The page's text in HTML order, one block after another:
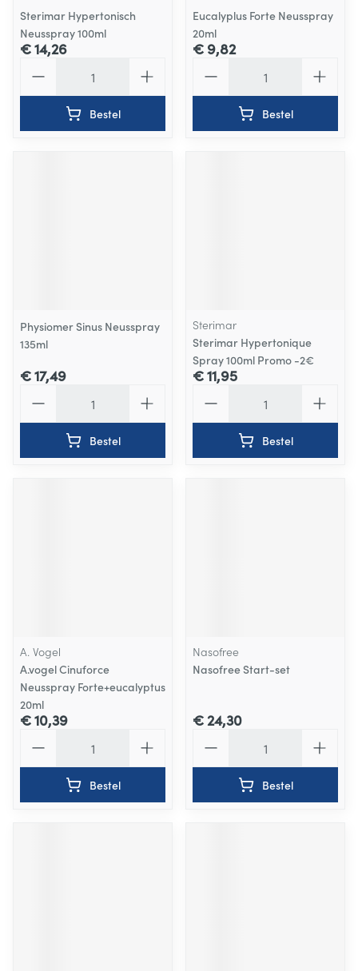
Sterimar Hypertonisch
Neusspray 100ml
€ 14,26
Bestel
Eucalyplus Forte Neusspray
20ml
€ 9,82
Bestel
Physiomer Sinus Neusspray
135ml
€ 17,49
Bestel
Sterimar
Sterimar Hypertonique
Spray 100ml Promo -2€
€ 11,95
Bestel
A. Vogel
A.vogel Cinuforce
Neusspray Forte+eucalyptus
20ml
€ 10,39
Bestel
Nasofree
Nasofree Start-set
€ 24,30
Bestel